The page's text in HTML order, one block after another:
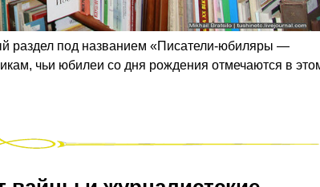
раздел под названием «Писатели-юбиляры —
чьи юбилеи со дня рождения отмечаются в